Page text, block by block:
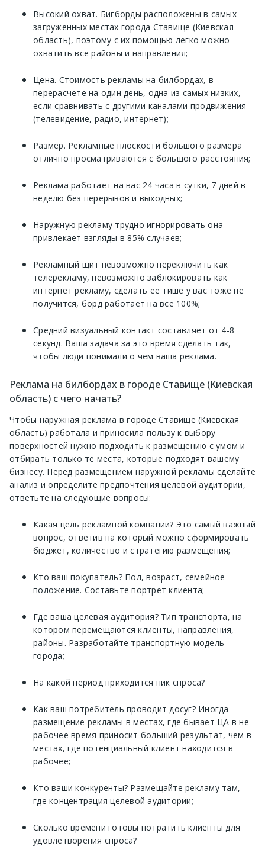
Высокий охват. Бигборды расположены в самых
загруженных местах города Ставище (Киевская
область), поэтому с их помощью легко можно
охватить все районы и направления;
Цена. Стоимость рекламы на билбордах, в
перерасчете на один день, одна из самых низких,
если сравнивать с другими каналами продвижения
(телевидение, радио, интернет);
Размер. Рекламные плоскости большого размера
отлично просматриваются с большого расстояния;
Реклама работает на вас 24 часа в сутки, 7 дней в
неделю без перерывов и выходных;
Наружную рекламу трудно игнорировать она
привлекает взгляды в 85% случаев;
Рекламный щит невозможно переключить как
телерекламу, невозможно заблокировать как
интернет рекламу, сделать ее тише у вас тоже не
получится, борд работает на все 100%;
Средний визуальный контакт составляет от 4-8
секунд. Ваша задача за это время сделать так,
чтобы люди понимали о чем ваша реклама.
Реклама на билбордах в городе Ставище (Киевская
область) с чего начать?
Чтобы наружная реклама в городе Ставище (Киевская
область) работала и приносила пользу к выбору
поверхностей нужно подходить к размещению с умом и
отбирать только те места, которые подходят вашему
бизнесу. Перед размещением наружной рекламы сделайте
анализ и определите предпочтения целевой аудитории,
ответьте на следующие вопросы:
Какая цель рекламной компании? Это самый важный
вопрос, ответив на который можно сформировать
бюджет, количество и стратегию размещения;
Кто ваш покупатель? Пол, возраст, семейное
положение. Составьте портрет клиента;
Где ваша целевая аудитория? Тип транспорта, на
котором перемещаются клиенты, направления,
районы. Разработайте транспортную модель
города;
На какой период приходится пик спроса?
Как ваш потребитель проводит досуг? Иногда
размещение рекламы в местах, где бывает ЦА в не
рабочее время приносит больший результат, чем в
местах, где потенциальный клиент находится в
рабочее;
Кто ваши конкуренты? Размещайте рекламу там,
где концентрация целевой аудитории;
Сколько времени готовы потратить клиенты для
удовлетворения спроса?